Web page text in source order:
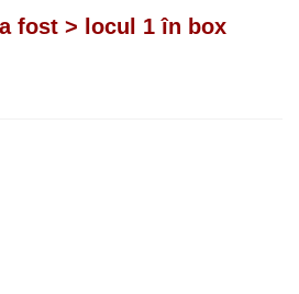
fost > locul 1 în box